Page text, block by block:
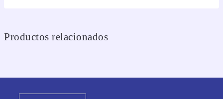
Productos relacionados